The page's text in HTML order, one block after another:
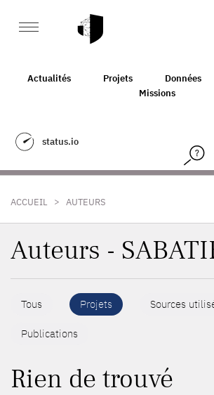
Actualités Projets Données
Missions
status.io
ACCUEIL > AUTEURS
Auteurs -
Tous Projets Sources
Publications
Rien de trouvé